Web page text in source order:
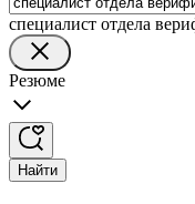
специалист отдела
Резюме
Найти